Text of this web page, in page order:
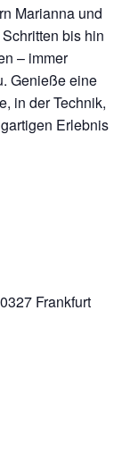
Marianna und
bis hin
– immer
Genieße eine
in der Technik,
Erlebnis
Frankfurt